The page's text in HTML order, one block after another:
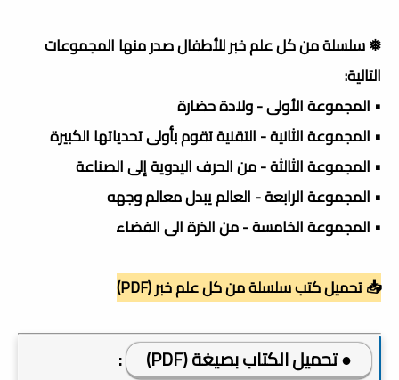
❅ سلسلة من كل علم خبر للأطفال صدر منها المجموعات
التالية:
• المجموعة الأولى - ولادة حضارة
• المجموعة الثانية - التقنية تقوم بأولى تحدياتها الكبيرة
• المجموعة الثالثة - من الحرف اليدوية إلى الصناعة
• المجموعة الرابعة - العالم يبدل معالم وجهه
• المجموعة الخامسة - من الذرة الى الفضاء
📥 تحميل كتب سلسلة من كل علم خبر (PDF)
● تحميل الكتاب بصيغة (PDF)
: